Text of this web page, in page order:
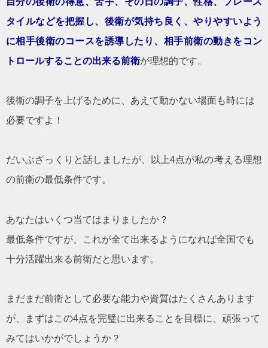
タイルなどを把握し、後衛が気持ち良く、やりやすいよう
に相手後衛のコースを誘導したり、相手前衛の動きをコン
トロールすることの出来る前衛が理想的です。
後衛の調子を上げるために、あえて動かない場面も時には
必要ですよ！
だいぶざっくりと話しましたが、以上4点が私の考える理想
の前衛の最低条件です。
あなたはいくつ当てはまりましたか？
最低条件ですが、これが全て出来るようになれば全国でも
十分活躍出来る前衛だと思います。
まだまだ前衛として必要な能力や資質はたくさんあります
が、まずはこの4点を完璧に出来ることを目標に、頑張って
みてはいかがでしょうか？